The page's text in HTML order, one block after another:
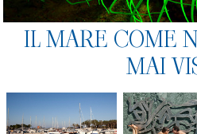
IL MARE COME
MAI